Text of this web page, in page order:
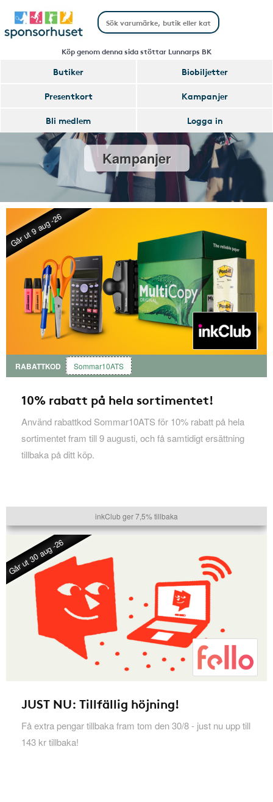
Köp genom denna sida stöttar Lunnarps BK
Butiker
Biobiljetter
Presentkort
Kampanjer
Bli medlem
Logga in
Kampanjer
Går ut 9 aug -26
RABATTKOD Sommar10ATS
10% rabatt på hela sortimentet!
Använd rabattkod Sommar10ATS för 10% rabatt på hela
sortimentet fram till 9 augusti, och få samtidigt ersättning
tillbaka på ditt köp.
inkClub ger 7,5% tillbaka
Går ut 30 aug -26
JUST NU: Tillfällig höjning!
Få extra pengar tillbaka fram tom den 30/8 - just nu upp till
143 kr tillbaka!